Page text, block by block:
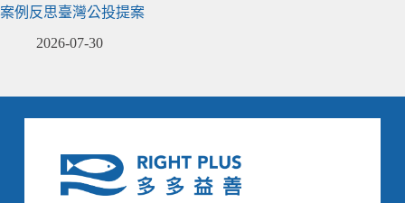
案例反思臺灣公投提案
2026-07-30